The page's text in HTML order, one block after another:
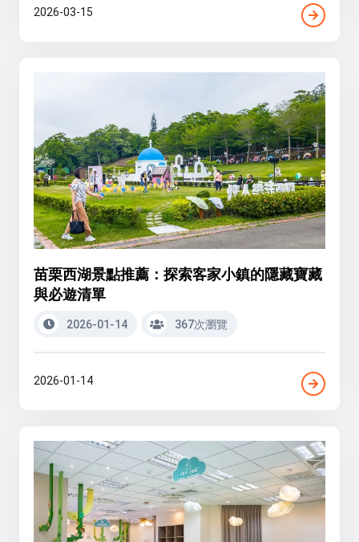
2026-03-15
苗栗西湖景點推薦：探索客家小鎮的隱藏寶藏
與必遊清單
2026-01-14 367次瀏覽
2026-01-14